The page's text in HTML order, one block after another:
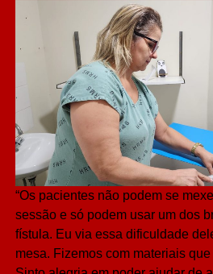
“Os pacientes não podem se
sessão e só podem usar um dos
fístula. Eu via essa dificuldade
mesa. Fizemos com materiais